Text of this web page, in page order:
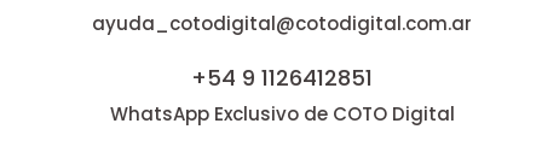
ayuda_cotodigital@cotodigital.com.ar
+54 9 1126412851
WhatsApp Exclusivo de COTO Digital